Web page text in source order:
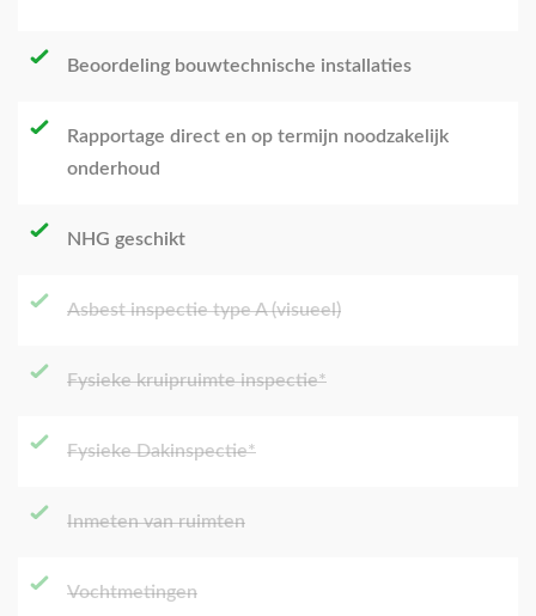
Beoordeling bouwtechnische installaties
Rapportage direct en op termijn noodzakelijk
onderhoud
NHG geschikt
Asbest inspectie type A (visueel)
Fysieke kruipruimte inspectie*
Fysieke Dakinspectie*
Inmeten van ruimten
Vochtmetingen